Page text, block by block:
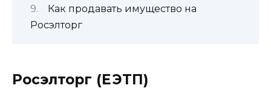
Как продавать имущество на
Росэлторг
Росэлторг (ЕЭТП)